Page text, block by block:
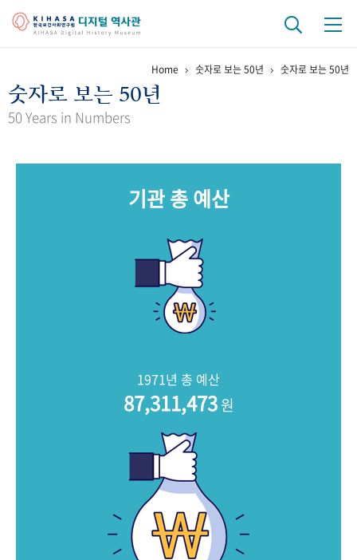
걸어온 길 기관 변천사 역대 기관장
키워드로 보는 연구 역사
문서 기록물 행정박물
Home 숫자로 보는 50년 숫자로 보는 50년
숫자로 보는 50년
50 Years in Numbers
기관 총 예산
1971년 총 예산
87,311,473원